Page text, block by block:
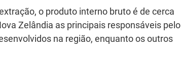
o produto interno bruto é de cerca
Zelândia as principais responsáveis pelo
na região, enquanto os outros